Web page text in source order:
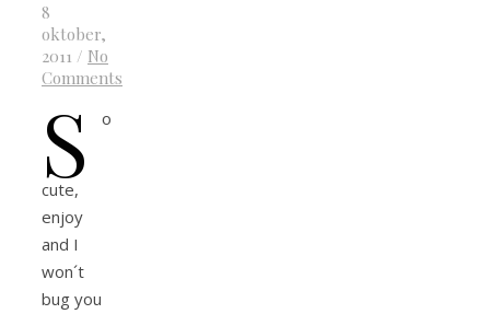
8
oktober,
2011 / No
Comments
S o
cute,
enjoy
and I
won´t
bug you